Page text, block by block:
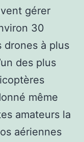
gérer
30
drones à plus
des plus
même
amateurs la
aériennes